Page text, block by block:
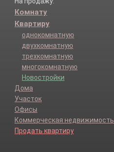
Комнату
Квартиру
однокомнатную
двухкомнатную
трехкомнатную
многокомнатную
Новостройки
Дома
Участок
Офисы
Коммерческая недвижимость
Продать квартиру